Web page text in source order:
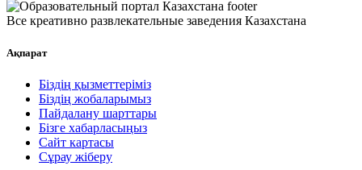
Все креативно развлекательные заведения Казахстана
Ақпарат
Біздің қызметтеріміз
Біздің жобаларымыз
Пайдалану шарттары
Бізге хабарласыңыз
Сайт картасы
Сұрау жіберу